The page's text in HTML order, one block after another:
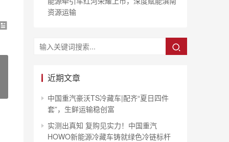
资源运输
近期文章
中国重汽豪沃TS冷藏车|配齐“夏日四件
套”，生鲜运输稳创富
实测出真知 复购见实力！中国重汽
HOWO新能源冷藏车铸就绿色冷链标杆